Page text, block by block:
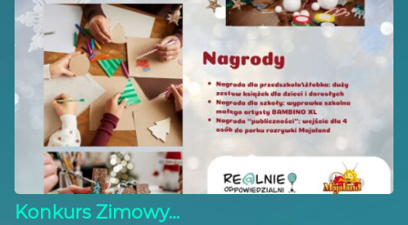
Konkurs Zimowy...